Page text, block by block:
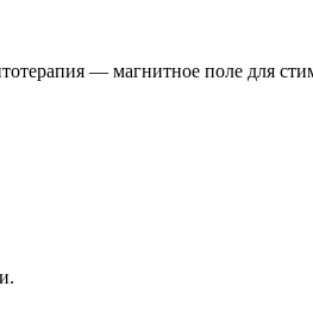
— магнитное поле для